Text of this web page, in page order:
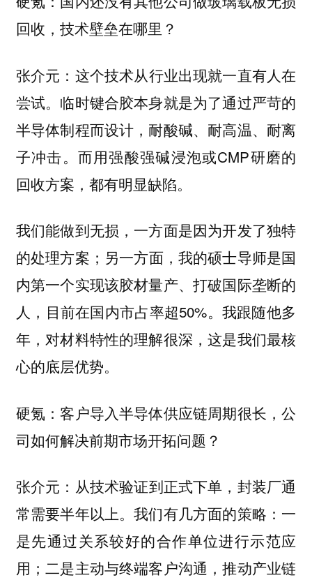
回收，技术壁垒在哪里？
张介元： 这个技术从行业出现就一直有人在
尝试。临时键合胶本身就是为了通过严苛的
半导体制程而设计，耐酸碱、耐高温、耐离
子冲击。而用强酸强碱浸泡或CMP研磨的
回收方案，都有明显缺陷。
我们能做到无损，一方面是因为开发了独特
的处理方案；另一方面，我的硕士导师是国
内第一个实现该胶材量产、打破国际垄断的
人，目前在国内市占率超50%。我跟随他多
年，对材料特性的理解很深，这是我们最核
心的底层优势。
硬氪：客户导入半导体供应链周期很长，公
司如何解决前期市场开拓问题？
张介元： 从技术验证到正式下单，封装厂通
常需要半年以上。我们有几方面的策略：一
是先通过关系较好的合作单位进行示范应
用；二是主动与终端客户沟通，推动产业链